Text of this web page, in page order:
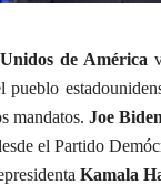
de América
pueblo
mandatos. Joe
el Partido
Kamala